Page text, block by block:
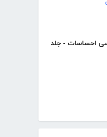
احساسات - جلد